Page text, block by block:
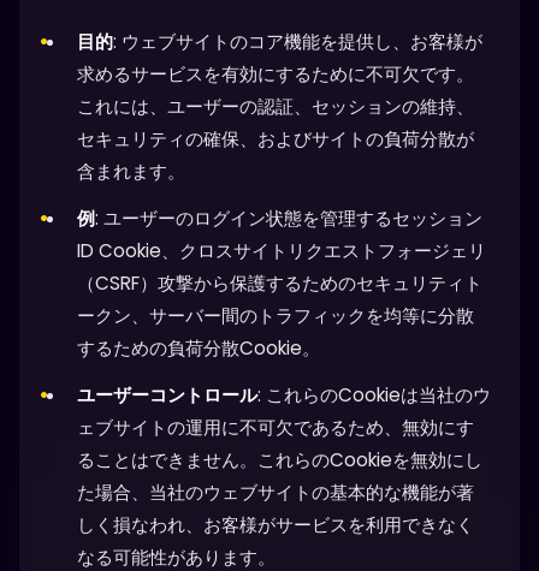
目的: ウェブサイトのコア機能を提供し、お客様が
求めるサービスを有効にするために不可欠です。
これには、ユーザーの認証、セッションの維持、
セキュリティの確保、およびサイトの負荷分散が
含まれます。
例: ユーザーのログイン状態を管理するセッション
ID Cookie、クロスサイトリクエストフォージェリ
（CSRF）攻撃から保護するためのセキュリティト
ークン、サーバー間のトラフィックを均等に分散
するための負荷分散Cookie。
ユーザーコントロール: これらのCookieは当社のウ
ェブサイトの運用に不可欠であるため、無効にす
ることはできません。これらのCookieを無効にし
た場合、当社のウェブサイトの基本的な機能が著
しく損なわれ、お客様がサービスを利用できなく
なる可能性があります。